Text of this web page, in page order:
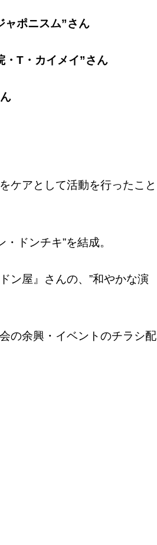
ポニスム”さん
イメイ”さん
ケアとして活動を行ったこと
ドンチキ”を結成。
ン屋』さんの、”和やかな演
の余興・イベントのチラシ配